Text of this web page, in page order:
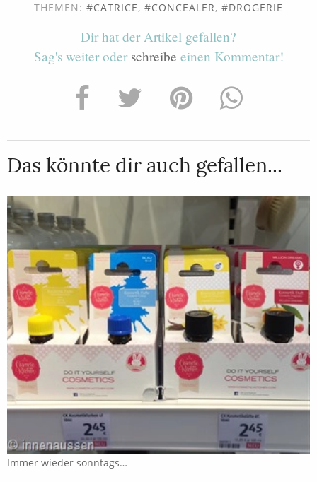
THEMEN: CATRICE, CONCEALER, DROGERIE
Dir hat der Artikel gefallen?
Sag's weiter oder schreibe einen Kommentar!
Das könnte dir auch gefallen...
Immer wieder sonntags…